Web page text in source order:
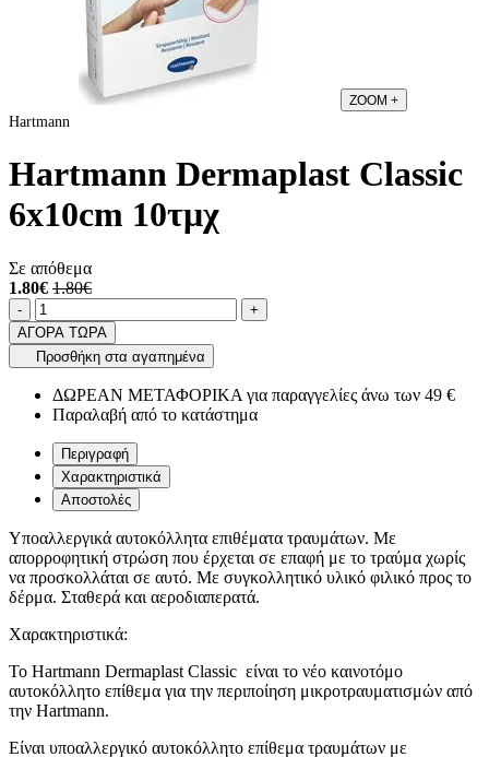
ZOOM +
Hartmann
Hartmann Dermaplast Classic
6x10cm 10τμχ
Σε απόθεμα
1.80€ 1.80€
Ποσότητα
-product.increase.quantity +
ΑΓΟΡΑ ΤΩΡΑ
Προσθήκη στα αγαπημένα
ΔΩΡΕΑΝ ΜΕΤΑΦΟΡΙΚΑ για παραγγελίες άνω των 49 €
Παραλαβή από το κατάστημα
Περιγραφή
Χαρακτηριστικά
Αποστολές
Υποαλλεργικά αυτοκόλλητα επιθέματα τραυμάτων. Με
απορροφητική στρώση που έρχεται σε επαφή με το τραύμα χωρίς
να προσκολλάται σε αυτό. Με συγκολλητικό υλικό φιλικό προς το
δέρμα. Σταθερά και αεροδιαπερατά.
Χαρακτηριστικά:
Το Hartmann Dermaplast Classic είναι το νέο καινοτόμο
αυτοκόλλητο επίθεμα για την περιποίηση μικροτραυματισμών από
την Hartmann.
Είναι υποαλλεργικό αυτοκόλλητο επίθεμα τραυμάτων με